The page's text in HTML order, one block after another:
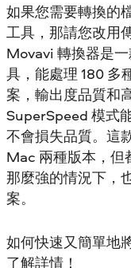
如果您需要轉換的
工具，那請您改用
Movavi 轉換器是
具，能處理 180 多
案，輸出度品質和
SuperSpeed 模式
不會損失品質。這
Mac 兩種版本，但
那麼強的情況下，
案。
如何快速又簡單地
了解詳情！